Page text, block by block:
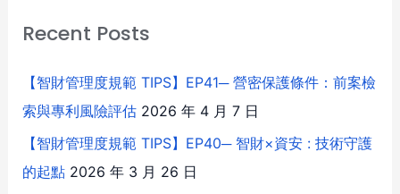
Recent Posts
【智財管理度規範 TIPS】EP41─ 營密保護條件：前案檢
索與專利風險評估 2026 年 4 月 7 日
【智財管理度規範 TIPS】EP40─ 智財×資安 : 技術守護
的起點 2026 年 3 月 26 日